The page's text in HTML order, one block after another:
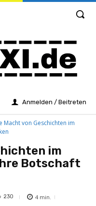
Anmelden / Beitreten
Macht von Geschichten im
im
Botschaft
230 4 min.